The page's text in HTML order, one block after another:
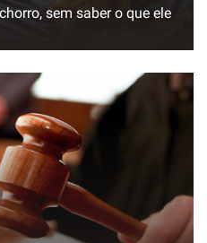
sem saber o que ele